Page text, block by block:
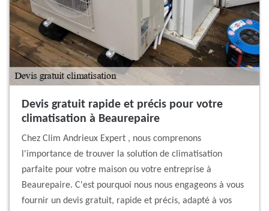
Devis gratuit rapide et précis pour votre
climatisation à Beaurepaire
Chez Clim Andrieux Expert , nous comprenons
l'importance de trouver la solution de climatisation
parfaite pour votre maison ou votre entreprise à
Beaurepaire. C'est pourquoi nous nous engageons à vous
fournir un devis gratuit, rapide et précis, adapté à vos